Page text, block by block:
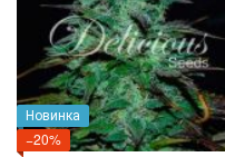
Новинка
−20%